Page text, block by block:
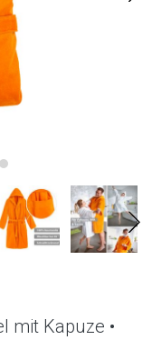
mit Kapuze •